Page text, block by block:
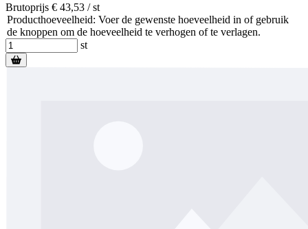
Brutoprijs € 43,53 / st
Producthoeveelheid: Voer de gewenste hoeveelheid in of gebruik
de knoppen om de hoeveelheid te verhogen of te verlagen.
st